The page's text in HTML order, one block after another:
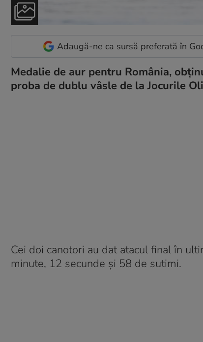
Adaugă-ne ca sursă preferată în
Medalie de aur pentru România,
proba de dublu vâsle de la Jocurile
Cei doi canotori au dat atacul final în
minute, 12 secunde și 58 de sutimi.